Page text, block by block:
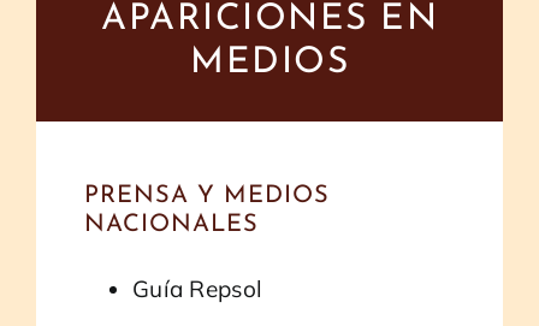
APARICIONES EN
MEDIOS
PRENSA Y MEDIOS
NACIONALES
Guía Repsol